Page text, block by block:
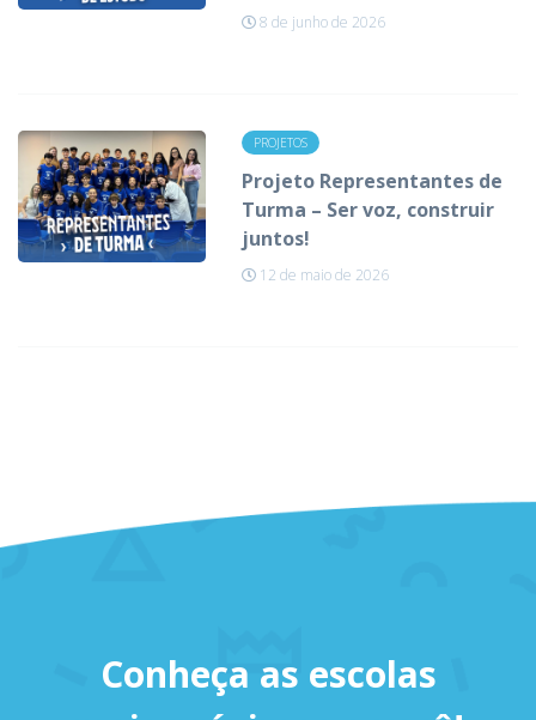
8 de junho de 2026
PROJETOS
Projeto Representantes de
Turma – Ser voz, construir
juntos!
12 de maio de 2026
Conheça as escolas